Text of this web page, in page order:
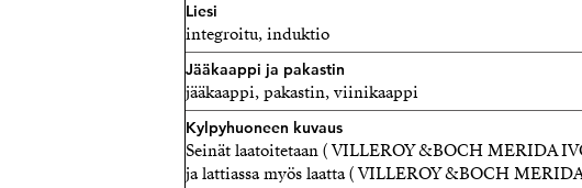
Liesi
integroitu, induktio
Jääkaappi ja pakastin
jääkaappi, pakastin, viinikaappi
Kylpyhuoneen kuvaus
Seinät laatoitetaan ( VILLEROY &BOCH MERIDA
ja lattiassa myös laatta ( VILLEROY &BOCH